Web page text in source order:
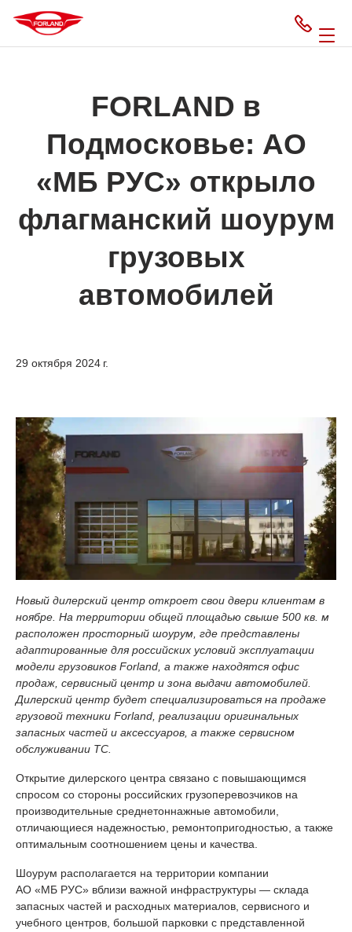
FORLAND в
Подмосковье: АО
«МБ РУС» открыло
флагманский шоурум
грузовых
автомобилей
29 октября 2024 г.
Новый дилерский центр откроет свои двери клиентам в
ноябре. На территории общей площадью свыше 500 кв. м
расположен просторный шоурум, где представлены
адаптированные для российских условий эксплуатации
модели грузовиков Forland, а также находятся офис
продаж, сервисный центр и зона выдачи автомобилей.
Дилерский центр будет специализироваться на продаже
грузовой техники Forland, реализации оригинальных
запасных частей и аксессуаров, а также сервисном
обслуживании ТС.
Открытие дилерского центра связано с повышающимся
спросом со стороны российских грузоперевозчиков на
производительные среднетоннажные автомобили,
отличающиеся надежностью, ремонтопригодностью, а также
оптимальным соотношением цены и качества.
Шоурум располагается на территории компании
АО «МБ РУС» вблизи важной инфраструктуры — склада
запасных частей и расходных материалов, сервисного и
учебного центров, большой парковки с представленной